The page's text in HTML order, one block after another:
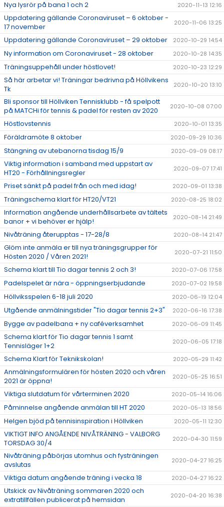
Nya lysrör på bana 1 och 2 2020-11-13 12:16
Uppdatering gällande Coronaviruset – 6 oktober -
17 november
2020-11-06 13:25
Uppdatering gällande Coronaviruset – 29 oktober 2020-10-29 14:54
Ny information om Coronaviruset - 28 oktober 2020-10-28 14:35
Träningsuppehåll under höstlovet! 2020-10-23 12:29
Så här arbetar vi! Träningar bedrivna på Höllvikens
Tk
2020-10-20 13:10
Bli sponsor till Höllviken Tennisklubb - få spelpott
på MATCHi för tennis & padel för resten av 2020
2020-10-08 07:00
Höstlovstennis 2020-10-01 13:35
Föräldramöte 8 oktober 2020-09-29 10:36
Stängning av utebanorna tisdag 15/9 2020-09-09 08:17
Viktig information i samband med uppstart av
HT20 - Förhållningsregler
2020-09-07 17:41
Priset sänkt på padel från och med idag! 2020-09-01 13:38
Träningschema klart för HT20/VT21 2020-08-25 18:02
Information angående underhållsarbete av tältets
banor + vi behöver er hjälp!
2020-08-14 21:49
Nivåträning återupptas - 17-28/8 2020-08-14 21:47
Glöm inte anmäla er till nya träningsgrupper för
Hösten 2020 / Våren 2021!
2020-07-21 11:50
Schema klart till Tio dagar tennis 2 och 3! 2020-07-06 17:58
Padelspelet är nära - öppningserbjudande 2020-07-02 19:58
Höllviksspelen 6-18 juli 2020 2020-06-19 12:04
Utgående anmälningstider "Tio dagar tennis 2+3" 2020-06-16 17:38
Bygge av padelbana + ny caféverksamhet 2020-06-09 11:45
Schema klart för Tio dagar tennis 1 samt
Tennisläger 1+2
2020-06-05 17:18
Schema Klart för Teknikskolan! 2020-05-29 11:42
Anmälningsformulären för hösten 2020 och våren
2021 är öppna!
2020-05-25 16:51
Viktiga slutdatum för vårterminen 2020 2020-05-14 16:06
Påminnelse angående anmälan till HT 2020 2020-05-13 18:56
Helgen bjöd på tennisinspiration i Höllviken 2020-05-11 12:30
VIKTIGT INFO ANGÅENDE NIVÅTRÄNING - VALBORG
TORSDAG 30/4
2020-04-30 11:59
Nivåträning påbörjas utomhus och fysträningen
avslutas
2020-04-27 16:25
Viktiga datum angående träning i vecka 18 2020-04-27 16:22
Utskick av Nivåträning sommaren 2020 och
extratillfällen publicerat på hemsidan
2020-04-20 16:38